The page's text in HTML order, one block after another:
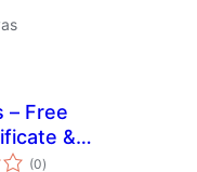
– Free
&
for
(0total
)